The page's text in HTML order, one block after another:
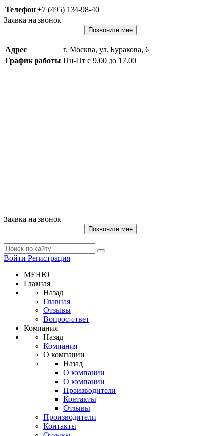
Телефон +7 (495) 134-98-40
Заявка на звонок
Позвоните мне
Адрес
г. Москва, ул. Буракова, 6
График работы Пн-Пт с 9.00 до 17.00
Заявка на звонок
Позвоните мне
Войти Регистрация
МЕНЮ
Главная
Назад
Главная
Отзывы
Вопрос-ответ
Компания
Назад
Компания
О компании
Назад
О компании
О компании
Производители
Контакты
Отзывы
Производители
Контакты